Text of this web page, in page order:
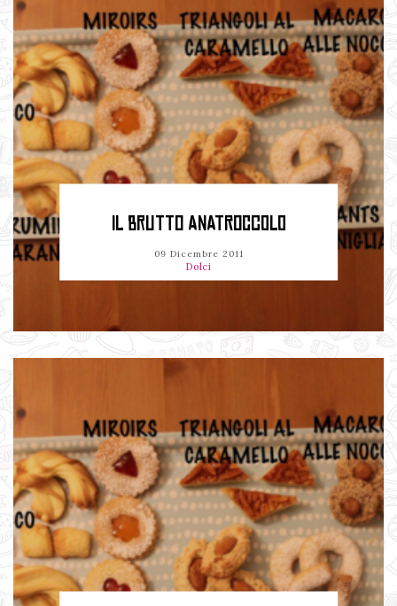
IL BRUTTO ANATROCCOLO
09 Dicembre 2011
Dolci